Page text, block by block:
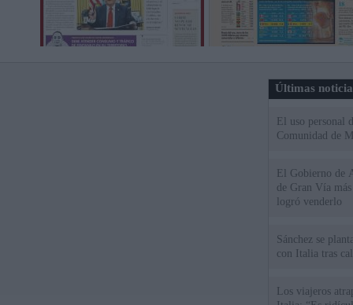
Últimas
El uso personal
Comunidad de
El Gobierno de
de Gran Vía
logró venderlo
Sánchez se
con Italia tras
Los viajeros